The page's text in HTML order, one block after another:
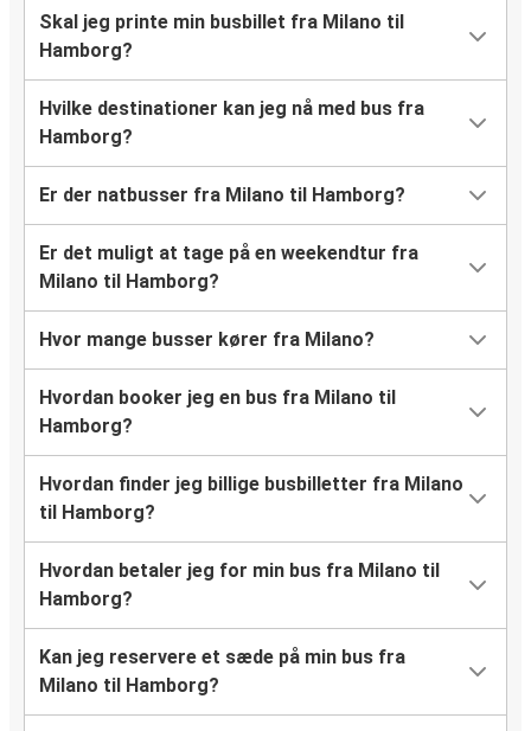
Skal jeg printe min busbillet fra Milano til
Hamborg?
Hvilke destinationer kan jeg nå med bus fra
Hamborg?
Er der natbusser fra Milano til Hamborg?
Er det muligt at tage på en weekendtur fra
Milano til Hamborg?
Hvor mange busser kører fra Milano?
Hvordan booker jeg en bus fra Milano til
Hamborg?
Hvordan finder jeg billige busbilletter fra Milano
til Hamborg?
Hvordan betaler jeg for min bus fra Milano til
Hamborg?
Kan jeg reservere et sæde på min bus fra
Milano til Hamborg?